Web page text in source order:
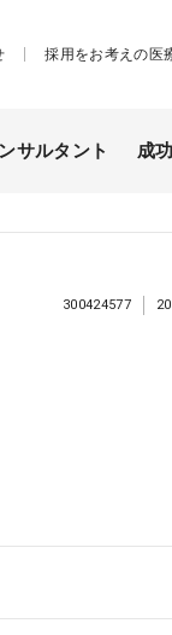
採用をお考えの医
サルタント 成
300424577